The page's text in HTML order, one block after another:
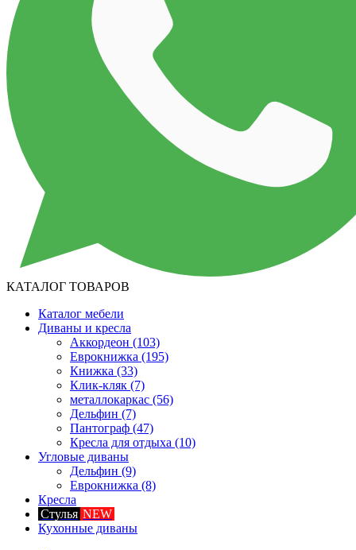
КАТАЛОГ ТОВАРОВ
Каталог мебели
Диваны и кресла
Аккордеон (103)
Еврокнижка (195)
Книжка (33)
Клик-кляк (7)
металлокаркас (56)
Дельфин (7)
Пантограф (47)
Кресла для отдыха (10)
Угловые диваны
Дельфин (9)
Еврокнижка (8)
Кресла
Стулья NEW
Кухонные диваны